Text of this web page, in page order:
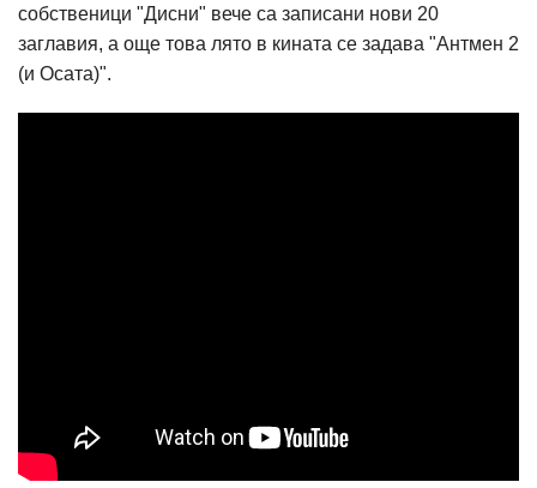
собственици "Дисни" вече са записани нови 20
заглавия, а още това лято в кината се задава "Антмен 2
(и Осата)".